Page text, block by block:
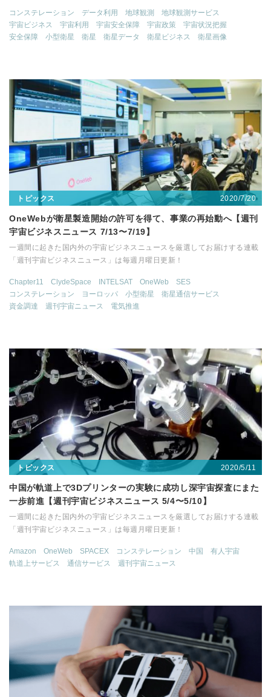
コンステレーション データ利用 地球観測
地球観測サービス
宇宙ビジネス
宇宙利用 宇宙安全保障 宇宙政策
宇宙状況把握
安全保障
小型衛星 衛星 衛星データ 衛星ビジネス 衛星画像
トピックス 2020/7/20
OneWebが衛星製造開始の許可を得て、事業の再始動へ【週刊
宇宙ビジネスニュース 7/13〜7/19】
一週間に起きた国内外の宇宙ビジネスニュースを厳選してお届けする連載
「週刊宇宙ビジネスニュース」は毎週月曜日更新！
Chapter11 ClydeSpace INTELSAT OneWeb
SES
コンステレーション
ヨーロッパ 小型衛星
衛星通信サービス
資金調達
週刊宇宙ニュース 電気推進
トピックス 2020/5/11
中国が軌道上で3Dプリンターの実験に成功し深宇宙探査にまた
一歩前進【週刊宇宙ビジネスニュース 5/4〜5/10】
一週間に起きた国内外の宇宙ビジネスニュースを厳選してお届けする連載
「週刊宇宙ビジネスニュース」は毎週月曜日更新！
Amazon OneWeb SPACEX コンステレーション 中国
有人宇宙
軌道上サービス
通信サービス 週刊宇宙ニュース